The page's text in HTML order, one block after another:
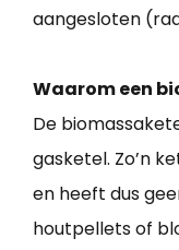
aangesloten
Waarom een
De
gasketel. Zo’n
en heeft dus
houtpellets of